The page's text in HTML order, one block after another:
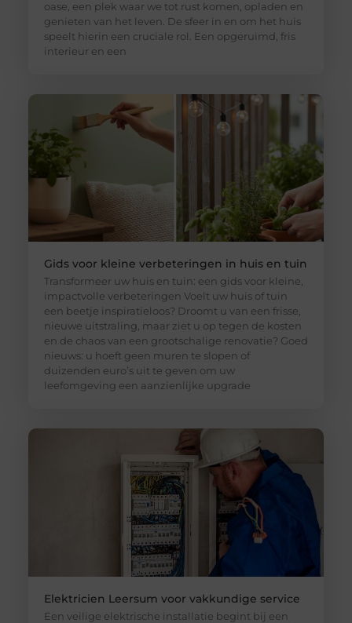
oase, een plek waar we tot rust komen, opladen en
genieten van het leven. De sfeer in en om het huis
speelt hierin een cruciale rol. Een opgeruimd, fris
interieur en een
Gids voor kleine verbeteringen in huis en tuin
Transformeer uw huis en tuin: een gids voor kleine,
impactvolle verbeteringen Voelt uw huis of tuin
een beetje inspiratieloos? Droomt u van een frisse,
nieuwe uitstraling, maar ziet u op tegen de kosten
en de chaos van een grootschalige renovatie? Goed
nieuws: u hoeft geen muren te slopen of
duizenden euro’s uit te geven om uw
leefomgeving een aanzienlijke upgrade
Elektricien Leersum voor vakkundige service
Een veilige elektrische installatie begint bij een